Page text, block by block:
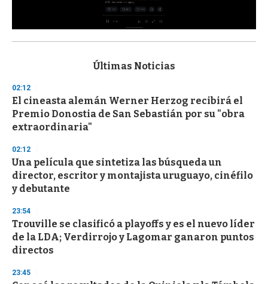
s
d
s
o
f
3
s
e
c
o
n
d
Últimas Noticias
02:12
El cineasta alemán Werner Herzog recibirá el
Premio Donostia de San Sebastián por su "obra
extraordinaria"
02:12
Una película que sintetiza las búsqueda un
director, escritor y montajista uruguayo, cinéfilo
y debutante
23:54
Trouville se clasificó a playoffs y es el nuevo líder
de la LDA; Verdirrojo y Lagomar ganaron puntos
directos
23:45